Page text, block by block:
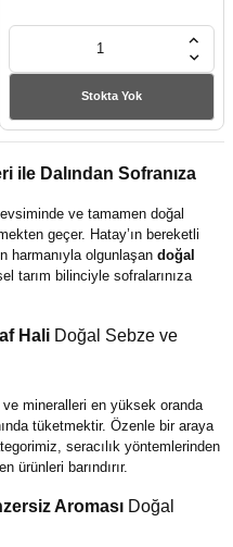
Stokta Yok
ile Dalından Sofranıza
ve tamamen doğal
geçer. Hatay’ın bereketli
harmanıyla olgunlaşan doğal
tarım bilinciyle sofralarınıza
Hali Doğal Sebze ve
mineralleri en yüksek oranda
tüketmektir. Özenle bir araya
seracılık yöntemlerinden
ürünleri barındırır.
Aroması Doğal